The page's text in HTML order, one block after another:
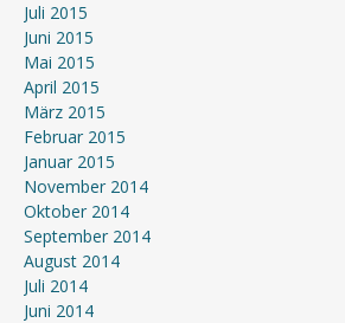
Juli 2015
Juni 2015
Mai 2015
April 2015
März 2015
Februar 2015
Januar 2015
November 2014
Oktober 2014
September 2014
August 2014
Juli 2014
Juni 2014